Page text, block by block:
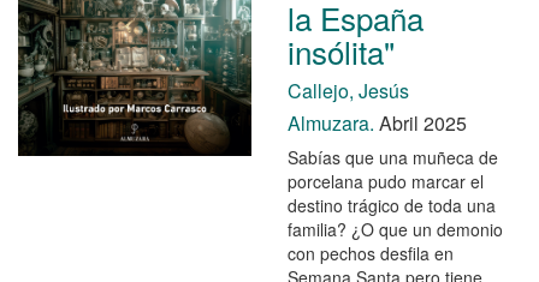
la España
insólita"
Callejo, Jesús
Almuzara. Abril 2025
Sabías que una muñeca de
porcelana pudo marcar el
destino trágico de toda una
familia? ¿O que un demonio
con pechos desfila en
Semana Santa pero tiene